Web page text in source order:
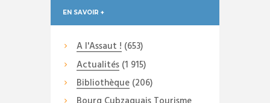
EN SAVOIR +
A l'Assaut ! (653)
Actualités(1 915)
Bibliothèque(206)